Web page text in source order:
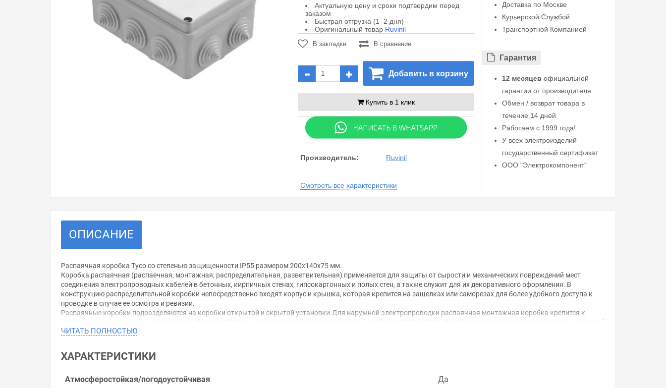
Актуальную цену и сроки подтвердим перед
заказом
Быстрая отгрузка (1–2 дня)
Оригинальный товар Ruvinil
В закладки В сравнение
Добавить в корзину
Купить в 1 клик
Производитель: Ruvinil
Смотреть все характеристики
Доставка по Москве
Курьерской Службой
Транспортной Компанией
Гарантия
12 месяцев официальной
гарантии от производителя
Обмен / возврат товара в
течение 14 дней
Работаем с 1999 года!
У всех электроизделий
государственный сертификат
ООО "Электрокомпонент"
ОПИСАНИЕ
Распаячная коробка Tyco со степенью защищенности IP55 размером 200х140х75 мм.
Коробка распаячная (распаечная, монтажная, распределительная, разветвительная) применяется для защиты от сырости и механических повреждений мест
соединения электропроводных кабелей в бетонных, кирпичных стенах, гипсокартонных и полых стен, а также служит для их декоративного оформления. В
конструкцию распределительной коробки непосредственно входят корпус и крышка, которая крепится на защелках или саморезах для более удобного доступа к
проводке в случае ее осмотра и ревизии.
Распаячные коробки подразделяются на коробки открытой и скрытой установки.Для наружной электропроводки распаячная монтажная коробка крепится к
поверхности саморезами, шурупами и дюбелями.Степень влагозащищенности распаячных коробок от IP20 до IP55. Коробка распаячная производится из негорючей
пластмассы, иногда из металла.
Коробка разветвительная: 200х140х75 мм.
Примечание: 10 вводов, степень защиты IP55.
Уважаемые покупатели.
ЧИТАТЬ ПОЛНОСТЬЮ
ХАРАКТЕРИСТИКИ
Атмосферостойкая/погодоустойчивая
Да